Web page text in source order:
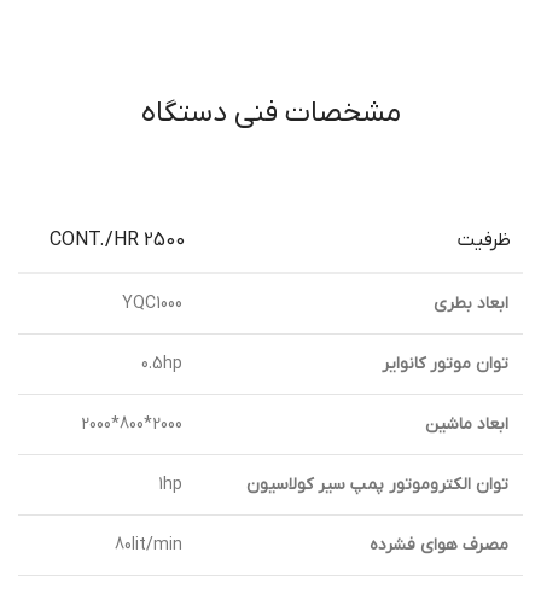
مشخصات فنی دستگاه
ظرفيت 2500 CONT./HR
ابعاد بطري YQC1000
توان موتور كانواير 0.5hp
ابعاد ماشين 2000*800*2000
توان الكتروموتور پمپ سير كولاسيون 1hp
مصرف هواي فشرده 80lit/min